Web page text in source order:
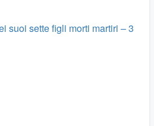
suoi sette figli morti martiri – 3